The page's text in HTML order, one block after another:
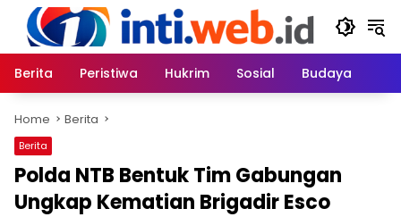
content
Berita
Peristiwa Hukrim Sosial Budaya
Home Berita
Berita
Polda NTB Bentuk Tim Gabungan
Ungkap Kematian Brigadir Esco